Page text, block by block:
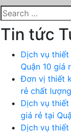
Search
for:
Tin tức
Dịch vụ
Quận 10 giá
Đơn vị thiết
rẻ chất
Dịch vụ
giá rẻ tại
Dịch vụ